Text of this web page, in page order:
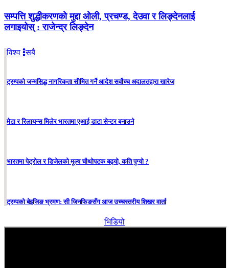
सम्पत्ति शुद्धीकरणको मुद्दा ओली, प्रचण्ड, देउवा र लिङ्देनलाई
लगाइयोस् : राजेन्द्र लिङ्देन
विश्व सबै
ट्रम्पको जन्मसिद्ध नागरिकता सीमित गर्ने आदेश सर्वोच्च अदालतद्वारा खारेज
मेटा र रिलायन्स मिलेर भारतमा एआई डाटा सेन्टर बनाउने
भारतमा पेट्रोल र डिजेलको मूल्य चौथोपटक बढ्यो, कति पुग्यो ?
ट्रम्पको बेइजिङ भ्रमण: सी जिनफिङसँग आज उच्चस्तरीय शिखर वार्ता
भिडियो